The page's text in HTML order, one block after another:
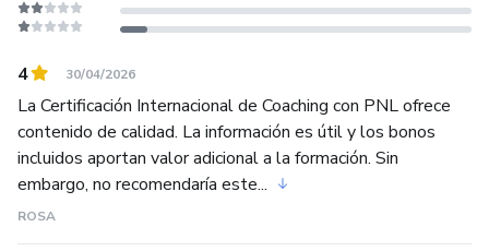
4 30/04/2026
La Certificación Internacional de Coaching con PNL ofrece
contenido de calidad. La información es útil y los bonos
incluidos aportan valor adicional a la formación. Sin
embargo, no recomendaría este...
ROSA